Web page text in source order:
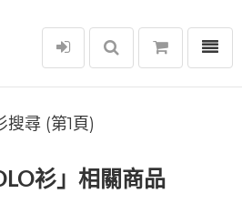
選單
搜尋 (第1頁)
衫」相關商品